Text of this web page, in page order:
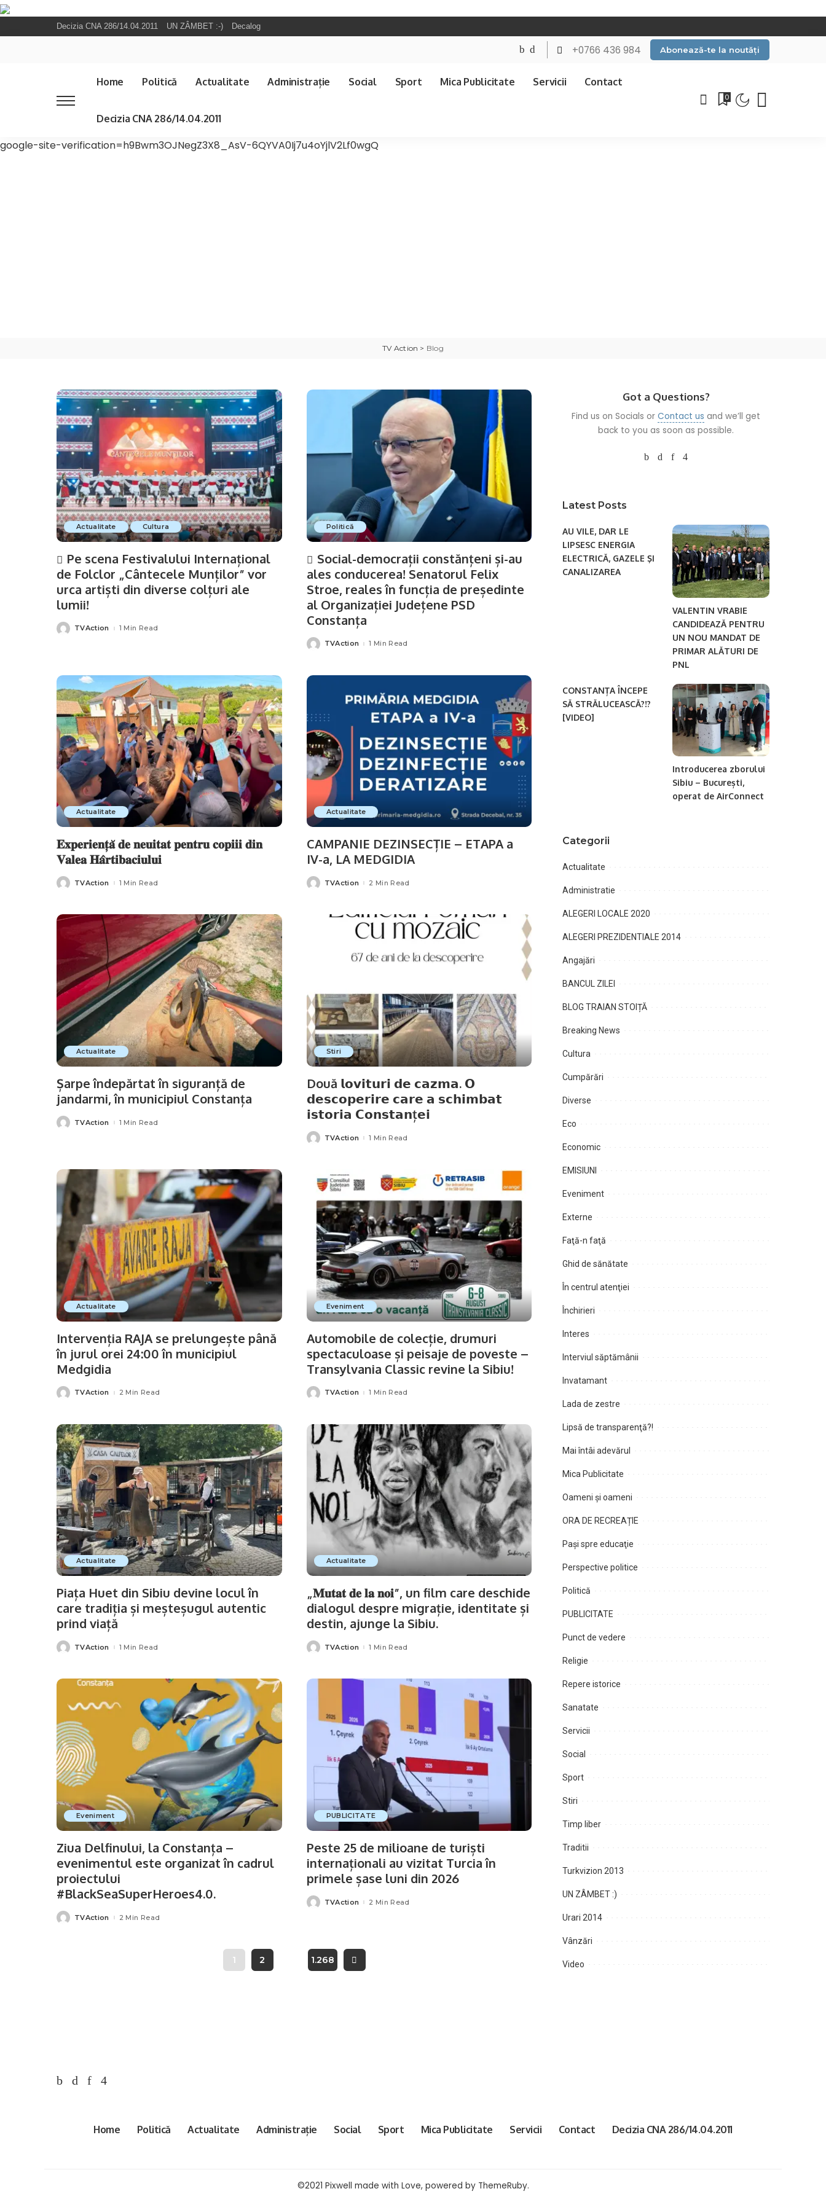
Decizia CNA 286/14.04.2011 UN ZÂMBET :-) Decalog
+0766 436 984 Abonează-te la noutăți
Home Politică Actualitate Administrație Social Sport Mica Publicitate Servicii Contact
Decizia CNA 286/14.04.2011
0
google-site-verification=h9Bwm3OJNegZ3X8_AsV-6QYVA0Ij7u4oYjlV2Lf0wgQ
TV Action > Blog
Actualitate Cultura
Pe scena Festivalului Internațional
de Folclor „Cântecele Munților” vor
urca artiști din diverse colțuri ale
lumii!
PostedTVAction 1 Min Read
Politică
Social-democrații constănțeni și-au
ales conducerea! Senatorul Felix
Stroe, reales în funcția de președinte
al Organizației Județene PSD
Constanța
PostedTVAction 1 Min Read
Actualitate
𝐄𝐱𝐩𝐞𝐫𝐢𝐞𝐧𝐭̦𝐚̆ 𝐝𝐞 𝐧𝐞𝐮𝐢𝐭𝐚𝐭 𝐩𝐞𝐧𝐭𝐫𝐮 𝐜𝐨𝐩𝐢𝐢𝐢 𝐝𝐢𝐧
𝐕𝐚𝐥𝐞𝐚 𝐇𝐚̂𝐫𝐭𝐢𝐛𝐚𝐜𝐢𝐮𝐥𝐮𝐢
PostedTVAction 1 Min Read
Actualitate
CAMPANIE DEZINSECȚIE – ETAPA a
IV-a, LA MEDGIDIA
PostedTVAction 2 Min Read
Actualitate
Șarpe îndepărtat în siguranță de
jandarmi, în municipiul Constanța
PostedTVAction 1 Min Read
Stiri
Două 𝗹𝗼𝘃𝗶𝘁𝘂𝗿𝗶 𝗱𝗲 𝗰𝗮𝘇𝗺𝗮. 𝗢
𝗱𝗲𝘀𝗰𝗼𝗽𝗲𝗿𝗶𝗿𝗲 𝗰𝗮𝗿𝗲 𝗮 𝘀𝗰𝗵𝗶𝗺𝗯𝗮𝘁
𝗶𝘀𝘁𝗼𝗿𝗶𝗮 𝗖𝗼𝗻𝘀𝘁𝗮𝗻ț𝗲𝗶
PostedTVAction 1 Min Read
Actualitate
Intervenția RAJA se prelungește până
în jurul orei 24:00 în municipiul
Medgidia
PostedTVAction 2 Min Read
Eveniment
Automobile de colecție, drumuri
spectaculoase și peisaje de poveste –
Transylvania Classic revine la Sibiu!
PostedTVAction 1 Min Read
Actualitate
Piața Huet din Sibiu devine locul în
care tradiția și meșteșugul autentic
prind viață
PostedTVAction 1 Min Read
Actualitate
„𝐌𝐮𝐭𝐚𝐭 𝐝𝐞 𝐥𝐚 𝐧𝐨𝐢”, un film care deschide
dialogul despre migrație, identitate și
destin, ajunge la Sibiu.
PostedTVAction 1 Min Read
Eveniment
Ziua Delfinului, la Constanța –
evenimentul este organizat în cadrul
proiectului
#BlackSeaSuperHeroes4.0.
PostedTVAction 2 Min Read
PUBLICITATE
Peste 25 de milioane de turiști
internaționali au vizitat Turcia în
primele șase luni din 2026
PostedTVAction 2 Min Read
1 2 1.268
Got a Questions?
Find us on Socials orContact us and we’ll get
back to you as soon as possible.
Latest Posts
AU VILE, DAR LE
LIPSESC ENERGIA
ELECTRICĂ, GAZELE ŞI
CANALIZAREA
VALENTIN VRABIE
CANDIDEAZĂ PENTRU
UN NOU MANDAT DE
PRIMAR ALĂTURI DE
PNL
CONSTANȚA ÎNCEPE
SĂ STRĂLUCEASCĂ?!?
[VIDEO]
Introducerea zborului
Sibiu – București,
operat de AirConnect
Categorii
Actualitate
Administratie
ALEGERI LOCALE 2020
ALEGERI PREZIDENTIALE 2014
Angajări
BANCUL ZILEI
BLOG TRAIAN STOIȚĂ
Breaking News
Cultura
Cumpărări
Diverse
Eco
Economic
EMISIUNI
Eveniment
Externe
Faţă-n faţă
Ghid de sănătate
În centrul atenţiei
Închirieri
Interes
Interviul săptămânii
Invatamant
Lada de zestre
Lipsă de transparenţă?!
Mai întâi adevărul
Mica Publicitate
Oameni şi oameni
ORA DE RECREAȚIE
Paşi spre educaţie
Perspective politice
Politică
PUBLICITATE
Punct de vedere
Religie
Repere istorice
Sanatate
Servicii
Social
Sport
Stiri
Timp liber
Traditii
Turkvizion 2013
UN ZÂMBET :)
Urari 2014
Vânzări
Video
Home Politică Actualitate Administrație Social Sport Mica Publicitate Servicii Contact Decizia CNA 286/14.04.2011
©2021 Pixwell made with Love, powered by ThemeRuby.